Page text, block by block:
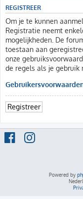
REGISTREER
Om je te kunnen
Registratie neemt
mogelijkheden. De
toestaan aan
onze
de regels als je gebruik
Registreer
Powered by